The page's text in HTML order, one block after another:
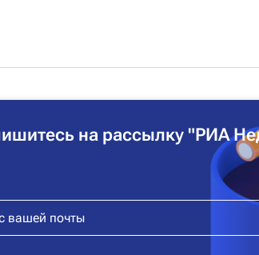
на рассылку "РИА